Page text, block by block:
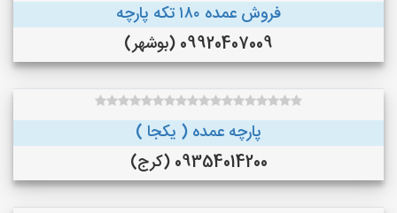
فروش عمده ۱۸۰ تکه پارچه
09920407009 (بوشهر)
پارچه عمده ( یکجا )
09354014200 (کرج)